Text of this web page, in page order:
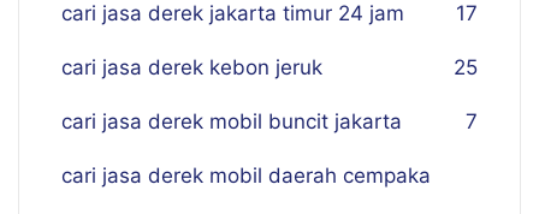
cari jasa derek jakarta timur 24 jam 17
cari jasa derek kebon jeruk 25
cari jasa derek mobil buncit jakarta 7
cari jasa derek mobil daerah cempaka